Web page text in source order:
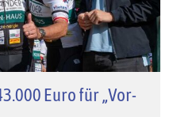
Euro für „Vor-